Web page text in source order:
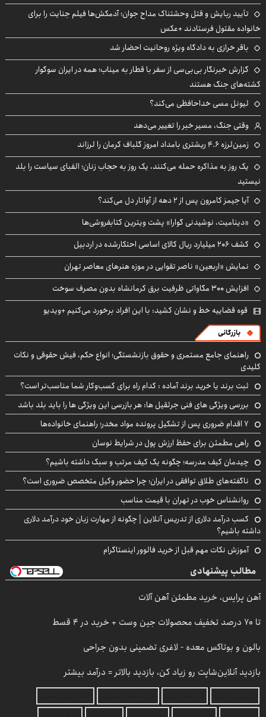
تأیید ربایش و قتل وحشتناک مداح جوان؛ آدمکش‌ها فیلم جنایت را برای
خانواده مقتول فرستادند +عکس
باقر خرازی به دادگاه ویژه روحانیت احضار شد
گزارش خبرنگار بی‌بی‌سی از سفر با قطار به میناب؛ همه در ایران سوگوار
کشته‌های جنگ هستند
لیونل مسی خداحافظی می‌کند؟
وقتی جنگ، مسیر خبر را تغییر می‌دهد
زمین‌لرزه ۴.۶ ریشتری بامداد امروز گلباف کرمان را لرزاند
یک روز به مذاکره حمله می‌کنند، یک روز به حجاب زنان؛ الفبای سیاست را بلد
نیستید
آیا جیمز کامرون پس از ۲ دهه از آواتار دل می‌کند؟
«دینامیت، نوشیدنی گوارا» پشت ویترین کتابفروشی‌ها
کشف ۲۰۶ میلیارد ریال کالای اساسی احتکارشده در اردبیل
نمایش «اربعین» ناصر تقوایی در موزه هنرهای معاصر تهران
افزایش ۳۰۰ مگاواتی ظرفیت برق کرمانشاه بدون مصرف سوخت
قوه قضاییه خط و نشان کشید: با این افراد برخورد می‌کنیم +ویدیو
بازرگانی
راهنمای جامع مستمری و حقوق بازنشستگی؛ انواع حکم، فیش حقوقی و نکات
کلیدی
ثبت برند یا خرید برند آماده : کدام راه برای کسب‌وکار شما مناسب‌تر است؟
بررسی ویژگی های فنی جرثقیل ها: هر بازرسی این ویژگی ها را باید بلد باشد
۷ اقدام ضروری پس از تشکیل پرونده مواد مخدر؛ راهنمای خانواده‌ها
راهی مطمئن برای حفظ ارزش پول در شرایط نوسان
چیدمان کیف مدرسه؛ چگونه یک کیف مرتب و سبک داشته باشیم؟
ناگفته‌های طلاق توافقی در ایران؛ چرا حضور وکیل متخصص ضروری است؟
روانشناس خوب در تهران با قیمت مناسب
کسب درآمد دلاری از تدریس آنلاین | چگونه از مهارت زبان خود درآمد دلاری
داشته باشیم؟
آموزش نکات مهم قبل از خرید فالوور اینستاگرام
مطالب پیشنهادی
آهن پرایس، خرید مطمئن آهن آلات
تا 70 درصد تخفیف محصولات جین وست + خرید در 4 قسط
بالون و بوتاکس معده - لاغری تضمینی بدون جراحی
بازدید آنلاین‌شاپت رو زیاد کن، بازدید بالاتر = درآمد بیشتر